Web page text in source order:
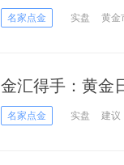
名家点金 实盘 黄金
金汇得手：黄
名家点金 实盘 建议